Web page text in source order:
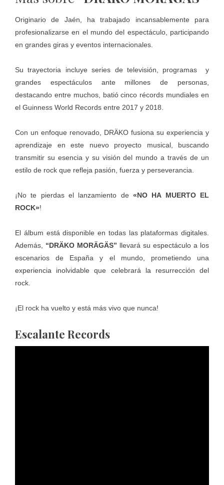
Originario de Jaén, ha trabajado incansablemente para
profesionalizarse en el mundo del espectáculo, participando
en grandes giras y eventos internacionales.
Su trayectoria incluye series de televisión, programas y
grandes espectáculos ante millones de personas,
destacando entre muchos, batió cinco récords mundiales en
el Guinness World Records entre 2017 y 2018.
Con un enfoque renovado, DRÄKO fusiona su experiencia y
aprendizaje en este nuevo proyecto musical, buscando
transmitir su esencia y su visión del mundo a través de un
estilo de rock que refleja pasión, fuerza y perseverancia.
¡No te pierdas el lanzamiento de «NO HA MUERTO EL
ROCK»!
El álbum está disponible en todas las plataformas digitales.
Además, “DRÄKO MORÄGÄS” llevará su espectáculo a los
escenarios de España y el mundo, prometiendo una
experiencia inolvidable que celebrará la resurrección del
rock.
¡El rock ha vuelto y está más vivo que nunca!
Escalante Records